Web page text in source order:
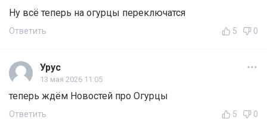
Ну всё теперь на огурцы переключатся
Ответить 5 0
Урус
13 мая 2026 11:05
теперь ждём Новостей про Огурцы
Ответить 5 0